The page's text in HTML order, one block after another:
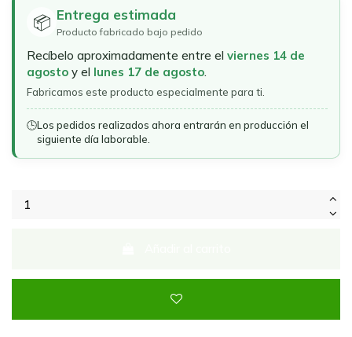
📦 Entrega estimada
Producto fabricado bajo pedido
Recíbelo aproximadamente entre el viernes 14 de
agosto y el lunes 17 de agosto.
Fabricamos este producto especialmente para ti.
🕒Los pedidos realizados ahora entrarán en producción el
siguiente día laborable.